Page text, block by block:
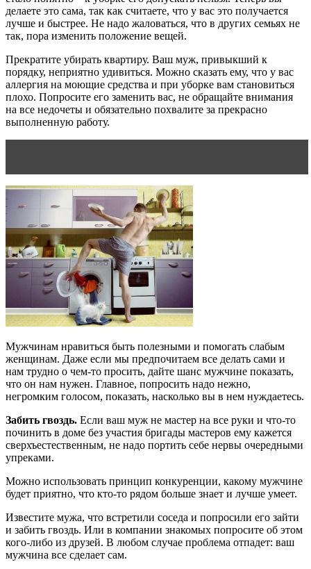
делаете это сама, так как считаете, что у вас это получается
лучше и быстрее. Не надо жаловаться, что в других семьях не
так, пора изменить положение вещей.
Прекратите убирать квартиру. Ваш муж, привыкший к
порядку, неприятно удивиться. Можно сказать ему, что у вас
аллергия на моющие средства и при уборке вам становиться
плохо. Попросите его заменить вас, не обращайте внимания
на все недочеты и обязательно похвалите за прекрасно
выполненную работу.
Мужчинам нравиться быть полезными и помогать слабым
женщинам. Даже если мы предпочитаем все делать сами и
нам трудно о чем-то просить, дайте шанс мужчине показать,
что он нам нужен. Главное, попросить надо нежно,
негромким голосом, показать, насколько вы в нем нуждаетесь.
Забить гвоздь. Если ваш муж не мастер на все руки и что-то
починить в доме без участия бригады мастеров ему кажется
сверхъестественным, не надо портить себе нервы очередными
упреками.
Можно использовать принцип конкуренции, какому мужчине
будет приятно, что кто-то рядом больше знает и лучше умеет.
Известите мужа, что встретили соседа и попросили его зайти
и забить гвоздь. Или в компании знакомых попросите об этом
кого-либо из друзей. В любом случае проблема отпадет: ваш
мужчина все сделает сам.